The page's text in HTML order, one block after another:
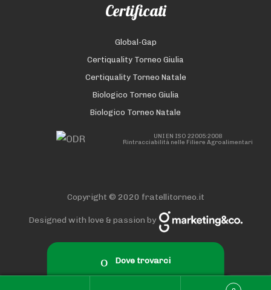
Certificati
Global-Gap
Certiquality Torneo Giulia
Certiquality Torneo Natale
Biologico Torneo Giulia
Biologico Torneo Natale
UNI EN ISO 22005:2008
Rintracciabilità nelle Filiere Agroalimentari
Copyright © 2020 fratellitorneo.it
Dove trovarci
Designed with love & passion by